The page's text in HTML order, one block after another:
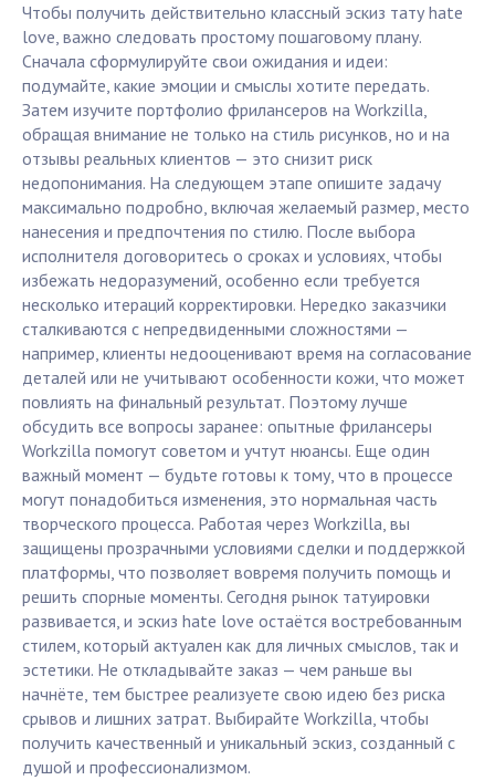
Чтобы получить действительно классный эскиз тату hate
love, важно следовать простому пошаговому плану.
Сначала сформулируйте свои ожидания и идеи:
подумайте, какие эмоции и смыслы хотите передать.
Затем изучите портфолио фрилансеров на Workzilla,
обращая внимание не только на стиль рисунков, но и на
отзывы реальных клиентов — это снизит риск
недопонимания. На следующем этапе опишите задачу
максимально подробно, включая желаемый размер, место
нанесения и предпочтения по стилю. После выбора
исполнителя договоритесь о сроках и условиях, чтобы
избежать недоразумений, особенно если требуется
несколько итераций корректировки. Нередко заказчики
сталкиваются с непредвиденными сложностями —
например, клиенты недооценивают время на согласование
деталей или не учитывают особенности кожи, что может
повлиять на финальный результат. Поэтому лучше
обсудить все вопросы заранее: опытные фрилансеры
Workzilla помогут советом и учтут нюансы. Еще один
важный момент — будьте готовы к тому, что в процессе
могут понадобиться изменения, это нормальная часть
творческого процесса. Работая через Workzilla, вы
защищены прозрачными условиями сделки и поддержкой
платформы, что позволяет вовремя получить помощь и
решить спорные моменты. Сегодня рынок татуировки
развивается, и эскиз hate love остаётся востребованным
стилем, который актуален как для личных смыслов, так и
эстетики. Не откладывайте заказ — чем раньше вы
начнёте, тем быстрее реализуете свою идею без риска
срывов и лишних затрат. Выбирайте Workzilla, чтобы
получить качественный и уникальный эскиз, созданный с
душой и профессионализмом.